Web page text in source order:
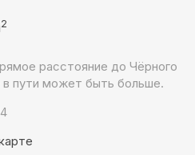
2
расстояние до Чёрного
пути может быть больше.